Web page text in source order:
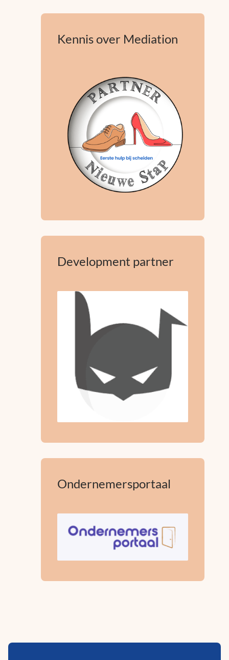
Kennis over Mediation
Development partner
Ondernemersportaal